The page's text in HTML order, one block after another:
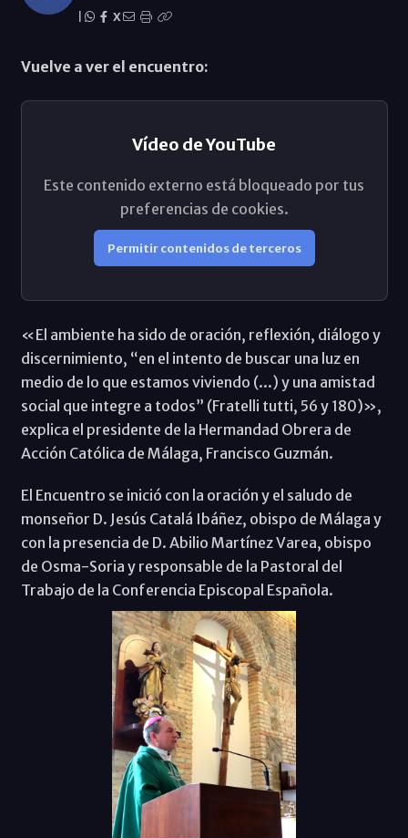
X
Vuelve a ver el encuentro:
Vídeo de YouTube
Este contenido externo está bloqueado por tus
preferencias de cookies.
Permitir contenidos de terceros
«El ambiente ha sido de oración, reflexión, diálogo y
discernimiento, “en el intento de buscar una luz en
medio de lo que estamos viviendo (...) y una amistad
social que integre a todos” (Fratelli tutti, 56 y 180)»,
explica el presidente de la Hermandad Obrera de
Acción Católica de Málaga, Francisco Guzmán.
El Encuentro se inició con la oración y el saludo de
monseñor D. Jesús Catalá Ibáñez, obispo de Málaga y
con la presencia de D. Abilio Martínez Varea, obispo
de Osma-Soria y responsable de la Pastoral del
Trabajo de la Conferencia Episcopal Española.